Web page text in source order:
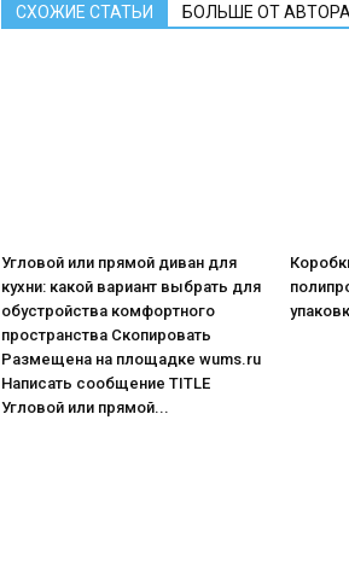
СХОЖИЕ СТАТЬИ БОЛЬШЕ ОТ
Угловой или прямой диван для
кухни: какой вариант выбрать для
обустройства комфортного
пространства Скопировать
Размещена на площадке wums.ru
Написать сообщение TITLE
Угловой или прямой...